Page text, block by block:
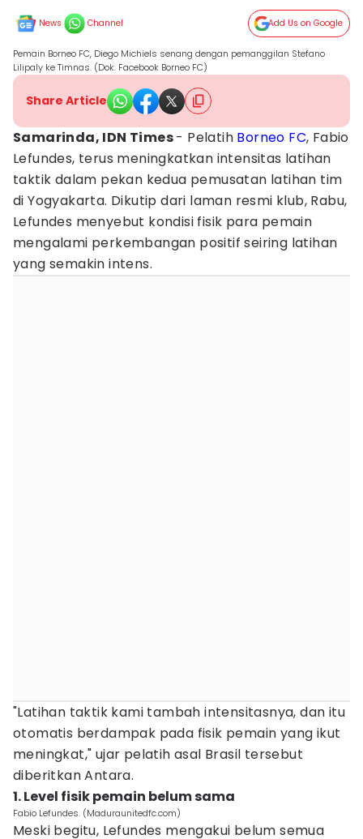
News Channel Add Us on Google
Pemain Borneo FC, Diego Michiels senang dengan pemanggilan Stefano
Lilipaly ke Timnas. (Dok. Facebook Borneo FC)
Share Article
Samarinda, IDN Times- Pelatih Borneo FC, Fabio
Lefundes, terus meningkatkan intensitas latihan
taktik dalam pekan kedua pemusatan latihan tim
di Yogyakarta. Dikutip dari laman resmi klub, Rabu,
Lefundes menyebut kondisi fisik para pemain
mengalami perkembangan positif seiring latihan
yang semakin intens.
"Latihan taktik kami tambah intensitasnya, dan itu
otomatis berdampak pada fisik pemain yang ikut
meningkat," ujar pelatih asal Brasil tersebut
diberitkan Antara.
1. Level fisik pemain belum sama
Fabio Lefundes. (Maduraunitedfc.com)
Meski begitu, Lefundes mengakui belum semua